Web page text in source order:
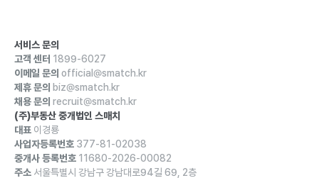
서비스 문의
고객 센터 1899-6027
이메일 문의 official@smatch.kr
제휴 문의 biz@smatch.kr
채용 문의 recruit@smatch.kr
(주)부동산 중개법인 스매치
대표 이경룡
사업자등록번호 377-81-02038
중개사 등록번호 11680-2026-00082
주소 서울특별시 강남구 강남대로94길 69, 2층